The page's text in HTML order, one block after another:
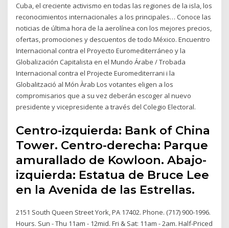
Cuba, el creciente activismo en todas las regiones de la isla, los
reconocimientos internacionales a los principales… Conoce las
noticias de última hora de la aerolínea con los mejores precios,
ofertas, promociones y descuentos de todo México. Encuentro
Internacional contra el Proyecto Euromediterráneo y la
Globalización Capitalista en el Mundo Árabe / Trobada
Internacional contra el Projecte Euromediterrani i la
Globalització al Món Àrab Los votantes eligen a los
compromisarios que a su vez deberán escoger al nuevo
presidente y vicepresidente a través del Colegio Electoral.
Centro-izquierda: Bank of China
Tower. Centro-derecha: Parque
amurallado de Kowloon. Abajo-
izquierda: Estatua de Bruce Lee
en la Avenida de las Estrellas.
2151 South Queen Street York, PA 17402. Phone. (717) 900-1996.
Hours. Sun - Thu 11am - 12mid. Fri & Sat: 11am - 2am. Half-Priced